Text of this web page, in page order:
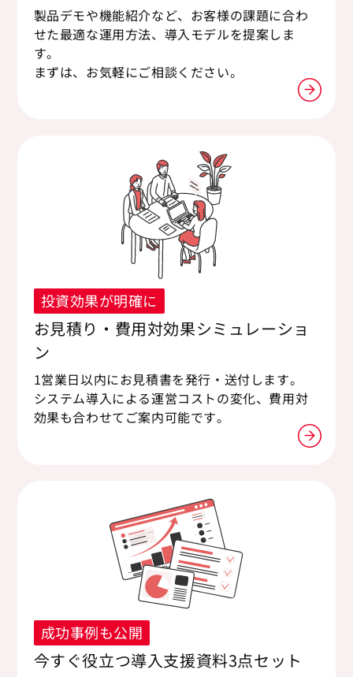
製品デモや機能紹介など、お客様の課題に合わ
せた最適な運用方法、導入モデルを提案しま
す。
まずは、お気軽にご相談ください。
投資効果が明確に
お見積り・費用対効果シミュレーショ
ン
1営業日以内にお見積書を発行・送付します。
システム導入による運営コストの変化、費用対
効果も合わせてご案内可能です。
成功事例も公開
今すぐ役立つ導入支援資料3点セット